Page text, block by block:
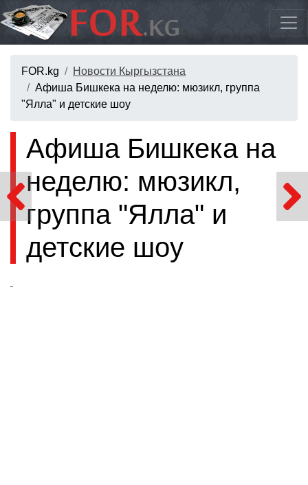
FOR.kg
Новости Кыргызстана
Афиша Бишкека на неделю: мюзикл, группа
"Ялла" и детские шоу
Афиша Бишкека на
неделю: мюзикл,
группа "Ялла" и
детские шоу